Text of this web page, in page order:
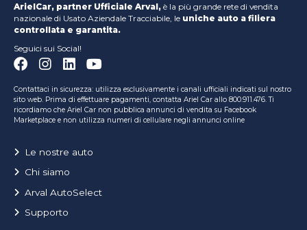
ArielCar, partner Ufficiale Arval, è la più grande rete di vendita
nazionale di Usato Aziendale Tracciabile, le uniche auto a filiera
controllata e garantita.
Seguici sui Social!
Contattaci in sicurezza: utilizza esclusivamente i canali ufficiali indicati sul nostro
sito web. Prima di effettuare pagamenti, contatta Ariel Car allo 800.911.476. Ti
ricordiamo che Ariel Car non pubblica annunci di vendita su Facebook
Marketplace e non utilizza numeri di cellulare negli annunci online
Le nostre auto
Chi siamo
Arval AutoSelect
Supporto